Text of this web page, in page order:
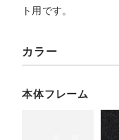
ト用です。
カラー
本体フレーム